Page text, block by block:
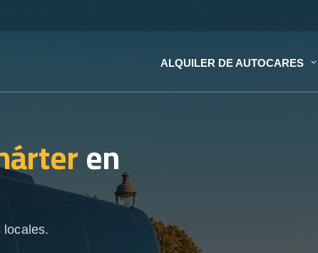
ALQUILER DE AUTOCARES
en
locales.